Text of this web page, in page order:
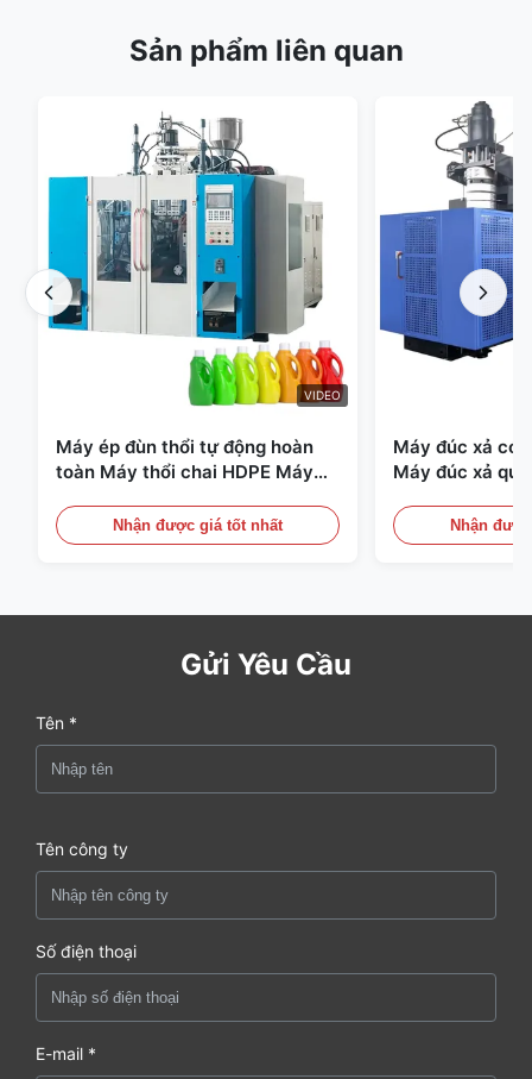
Sản phẩm liên quan
VIDEO
Máy ép đùn thổi tự động hoàn
toàn Máy thổi chai HDPE Máy
Nhận được giá tốt nhất
Máy đúc xả có
Máy đúc xả
Nhận
Gửi Yêu Cầu
Tên *
Tên công ty
Số điện thoại
E-mail *